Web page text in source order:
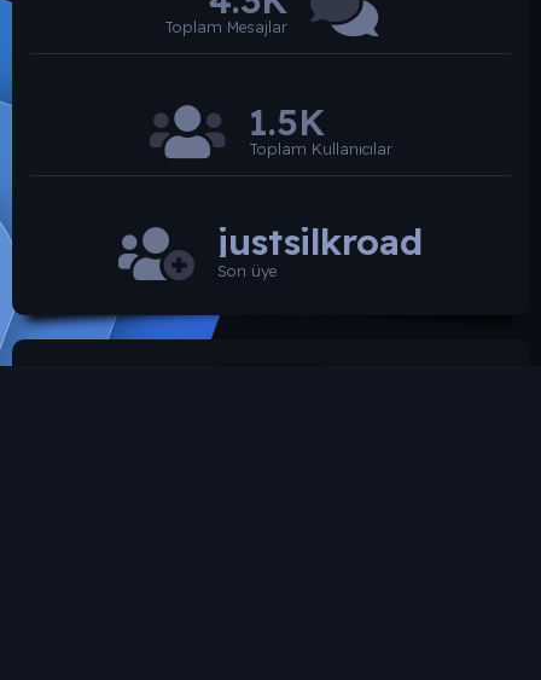
Toplam Mesajlar
1.5K
Toplam Kullanıcılar
justsilkroad
Son üye